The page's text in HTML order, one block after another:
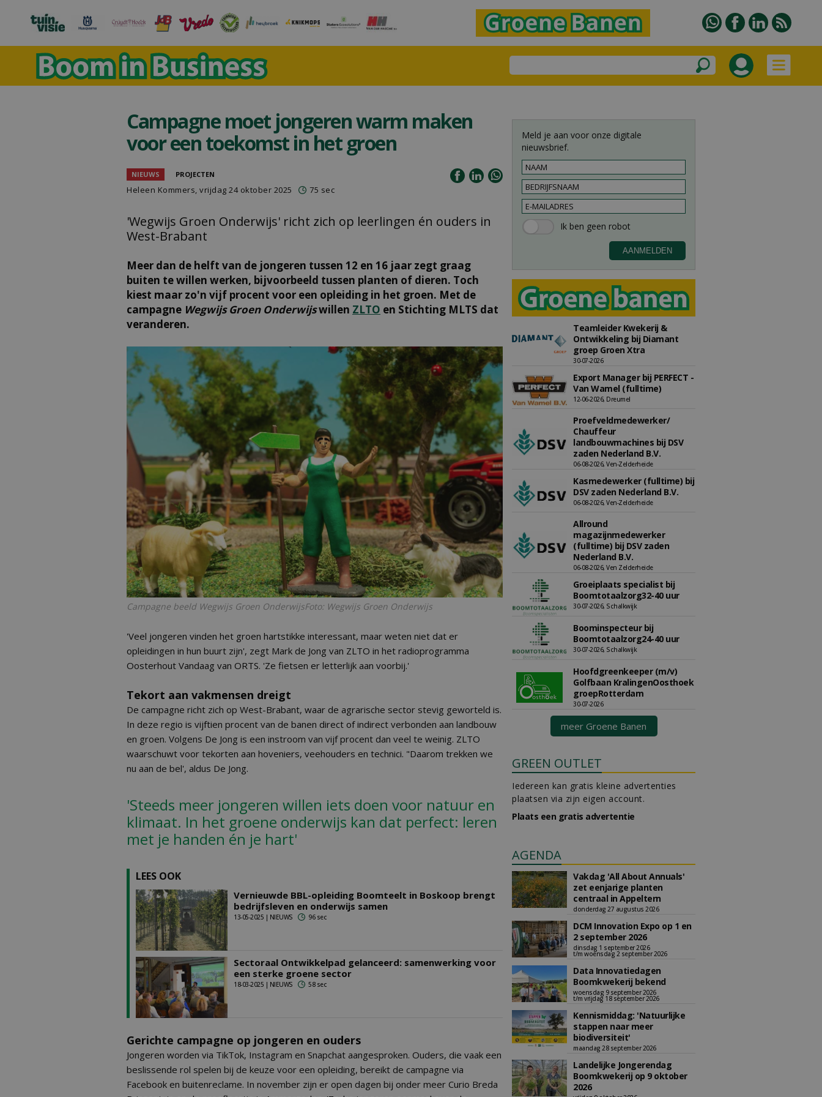
Campagne moet jongeren warm maken
voor een toekomst in het groen
NIEUWS PROJECTEN
Heleen Kommers, vrijdag 24 oktober 2025 75 sec
'Wegwijs Groen Onderwijs' richt zich op leerlingen én ouders in
West-Brabant
Meer dan de helft van de jongeren tussen 12 en 16 jaar zegt graag
buiten te willen werken, bijvoorbeeld tussen planten of dieren. Toch
kiest maar zo'n vijf procent voor een opleiding in het groen. Met de
campagne Wegwijs Groen Onderwijswillen ZLTO en Stichting MLTS dat
veranderen.
Campagne beeld Wegwijs Groen OnderwijsFoto: Wegwijs Groen Onderwijs
'Veel jongeren vinden het groen hartstikke interessant, maar weten niet dat er
opleidingen in hun buurt zijn', zegt Mark de Jong van ZLTO in het radioprogramma
Oosterhout Vandaag van ORTS. 'Ze fietsen er letterlijk aan voorbij.'
Tekort aan vakmensen dreigt
De campagne richt zich op West-Brabant, waar de agrarische sector stevig geworteld is.
In deze regio is vijftien procent van de banen direct of indirect verbonden aan landbouw
en groen. Volgens De Jong is een instroom van vijf procent dan veel te weinig. ZLTO
waarschuwt voor tekorten aan hoveniers, veehouders en technici. "Daarom trekken we
nu aan de bel', aldus De Jong.
'Steeds meer jongeren willen iets doen voor natuur en
klimaat. In het groene onderwijs kan dat perfect: leren
met je handen én je hart'
LEES OOK
Vernieuwde BBL-opleiding Boomteelt in Boskoop brengt
bedrijfsleven en onderwijs samen
13-05-2025 | NIEUWS 96 sec
Sectoraal Ontwikkelpad gelanceerd: samenwerking voor
een sterke groene sector
18-03-2025 | NIEUWS 58 sec
Gerichte campagne op jongeren en ouders
Jongeren worden via TikTok, Instagram en Snapchat aangesproken. Ouders, die vaak een
beslissende rol spelen bij de keuze voor een opleiding, bereikt de campagne via
Facebook en buitenreclame. In november zijn er open dagen bij onder meer Curio Breda
Meld je aan voor onze digitale
nieuwsbrief.
Teamleider Kwekerij &
Ontwikkeling bij Diamant
groep Groen Xtra
30-07-2026
Export Manager bij PERFECT -
Van Wamel (fulltime)
12-06-2026, Dreumel
Proefveldmedewerker/
Chauffeur
landbouwmachines bij DSV
zaden Nederland B.V.
06-08-2026, Ven-Zelderheide
Kasmedewerker (fulltime) bij
DSV zaden Nederland B.V.
06-08-2026, Ven-Zelderheide
Allround
magazijnmedewerker
(fulltime) bij DSV zaden
Nederland B.V.
06-08-2026, Ven Zelderheide
Groeiplaats specialist bij
Boomtotaalzorg32-40 uur
30-07-2026, Schalkwijk
Boominspecteur bij
Boomtotaalzorg24-40 uur
30-07-2026, Schalkwijk
Hoofdgreenkeeper (m/v)
Golfbaan KralingenOosthoek
groepRotterdam
30-07-2026
meer Groene Banen
GREEN OUTLET
Iedereen kan gratis kleine advertenties
plaatsen via zijn eigen account.
Plaats een gratis advertentie
AGENDA
Vakdag 'All About Annuals'
zet eenjarige planten
centraal in Appeltern
donderdag 27 augustus 2026
DCM Innovation Expo op 1 en
2 september 2026
dinsdag 1 september 2026
t/m woensdag 2 september 2026
Data Innovatiedagen
Boomkwekerij bekend
woensdag 9 september 2026
t/m vrijdag 18 september 2026
Kennismiddag: 'Natuurlijke
stappen naar meer
biodiversiteit'
maandag 28 september 2026
Landelijke Jongerendag
Boomkwekerij op 9 oktober
2026